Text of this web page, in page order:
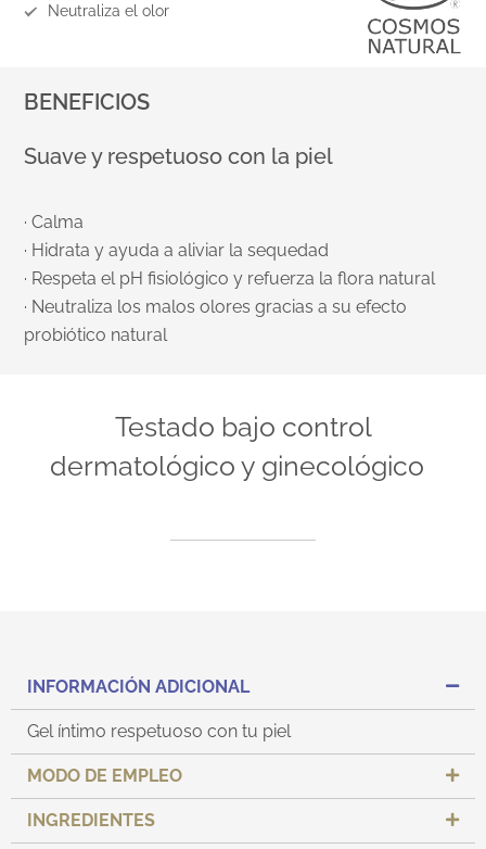
Neutraliza el olor
BENEFICIOS
Suave y respetuoso con la piel
· Calma
· Hidrata y ayuda a aliviar la sequedad
· Respeta el pH fisiológico y refuerza la flora natural
· Neutraliza los malos olores gracias a su efecto
probiótico natural
Testado bajo control
dermatológico y ginecológico
INFORMACIÓN ADICIONAL
Gel íntimo respetuoso con tu piel
MODO DE EMPLEO
INGREDIENTES